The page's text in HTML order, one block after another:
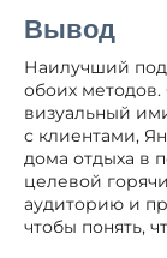
Вывод
Наилучший
обоих методов.
визуальный
с клиентами,
дома отдыха в
целевой
аудиторию и
чтобы понять,